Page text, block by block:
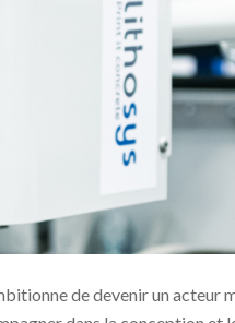
de devenir un acteur